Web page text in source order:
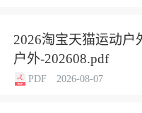
2026淘宝天猫运动户
户外-202608.pdf
PDF 2026-08-07